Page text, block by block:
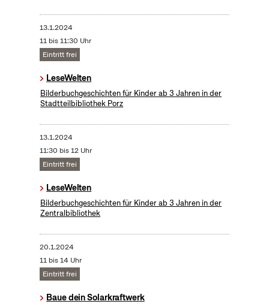
13.1.2024
11 bis 11:30 Uhr
Eintritt frei
LeseWelten
Bilderbuchgeschichten für Kinder ab 3 Jahren in der
Stadtteilbibliothek Porz
13.1.2024
11:30 bis 12 Uhr
Eintritt frei
LeseWelten
Bilderbuchgeschichten für Kinder ab 3 Jahren in der
Zentralbibliothek
20.1.2024
11 bis 14 Uhr
Eintritt frei
Baue dein Solarkraftwerk